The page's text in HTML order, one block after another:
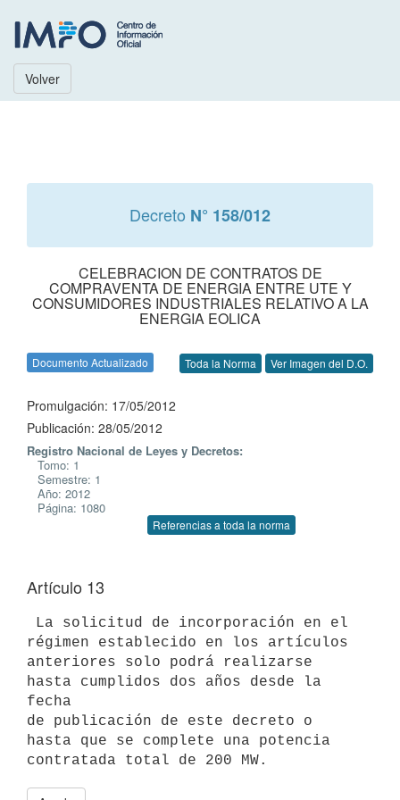
Volver
Decreto N° 158/012
CELEBRACION DE CONTRATOS DE
COMPRAVENTA DE ENERGIA ENTRE UTE Y
CONSUMIDORES INDUSTRIALES RELATIVO A LA
ENERGIA EOLICA
Documento Actualizado Toda la Norma Ver Imagen del D.O.
Promulgación: 17/05/2012
Publicación: 28/05/2012
Registro Nacional de Leyes y Decretos:
Tomo: 1
Semestre: 1
Año: 2012
Página: 1080
Referencias a toda la norma
Artículo 13
régimen establecido en los artículos
anteriores solo podrá realizarse
hasta cumplidos dos años desde la
fecha
de publicación de este decreto o
hasta que se complete una potencia